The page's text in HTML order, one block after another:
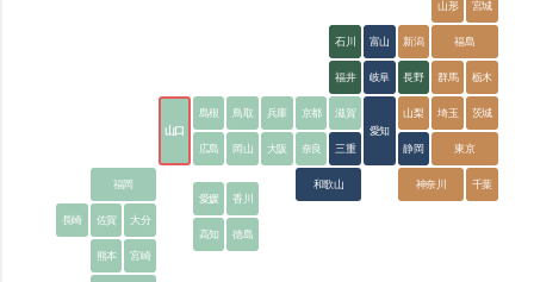
山形 宮城
福島
新潟
群馬 栃木
埼玉 茨城
東京
神奈川 千葉
山梨
石川
福井 長野
富山
岐阜
愛知
静岡
三重
和歌山
山口
島根 鳥取
広島 岡山
兵庫 京都 滋賀
大阪 奈良
香川
愛媛
徳島
高知
福岡
佐賀 大分
熊本
長崎
宮崎